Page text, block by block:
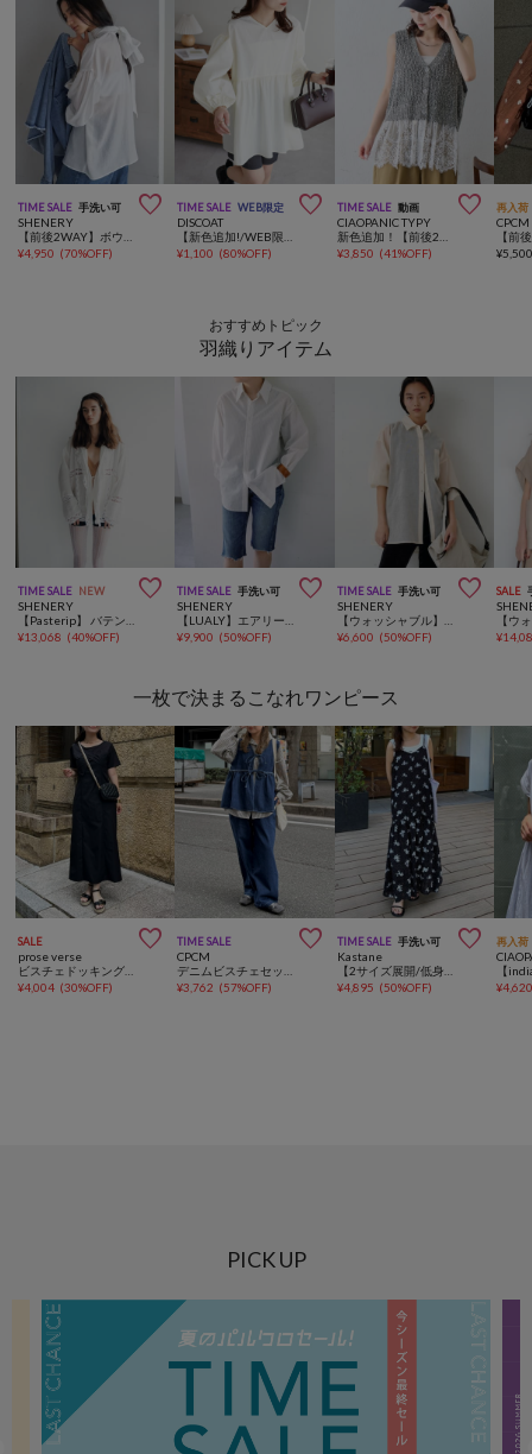
TIME SALE 手洗い可 
SHENERY
¥4,950 (70%OFF)
TIME SALE WEB限定 
DISCOAT
¥1,100 (80%OFF)
TIME SALE 動画 
CIAOPANIC TYPY
¥3,850 (41%OFF)
再入荷
CPCM
¥
おすすめトピック
羽織りアイテム
TIME SALE NEW 
SHENERY
【Pasterip】 バテンレースデザインブラウス
¥13,068 (40%OFF)
TIME SALE 手洗い可 
SHENERY
【LUALY】エアリーコットンストライプシャツ
¥9,900 (50%OFF)
TIME SALE 手洗い可 
SHENERY
【ウォッシャブル】シアースラブシャツ
¥6,600 (50%OFF)
SALE
¥
一枚で決まるこなれワンピース
SALE 
prose verse
¥4,004 (30%OFF)
TIME SALE 
CPCM
¥3,762 (57%OFF)
TIME SALE 手洗い可 
Kastane
¥4,895 (50%OFF)
再入荷
¥
PICK UP